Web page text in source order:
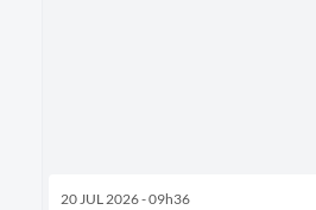
20 JUL 2026 - 09h36